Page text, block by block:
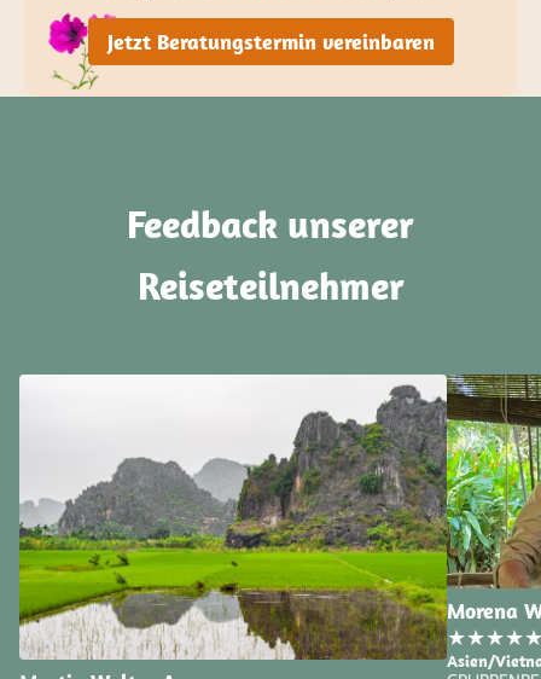
Jetzt Beratungstermin vereinbaren
Feedback unserer
Reiseteilnehmer
Morena
★★★★
Asien/